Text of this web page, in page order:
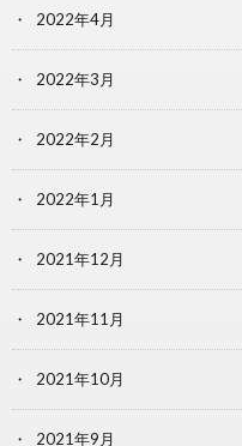
2022年4月
2022年3月
2022年2月
2022年1月
2021年12月
2021年11月
2021年10月
2021年9月